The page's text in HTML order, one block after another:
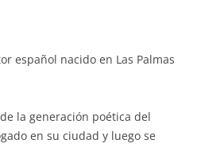
español nacido en Las Palmas
la generación poética del
en su ciudad y luego se